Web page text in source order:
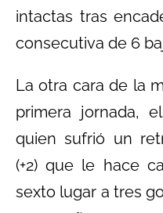
intactas tras
consecutiva de 6
La otra cara de la
primera jornada,
quien sufrió un
(+2) que le hace
sexto lugar a tres